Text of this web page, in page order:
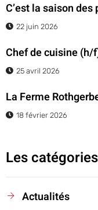
C’est la saison des
22 juin 2026
Chef de cuisine (h/
25 avril 2026
La Ferme
18 février 2026
Les catégories
Actualités